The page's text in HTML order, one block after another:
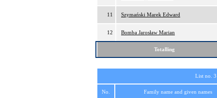
11 Szymański Marek Edward
12 Bomba Jarosław Marian
Totalling
List no.
No. Family name and given names